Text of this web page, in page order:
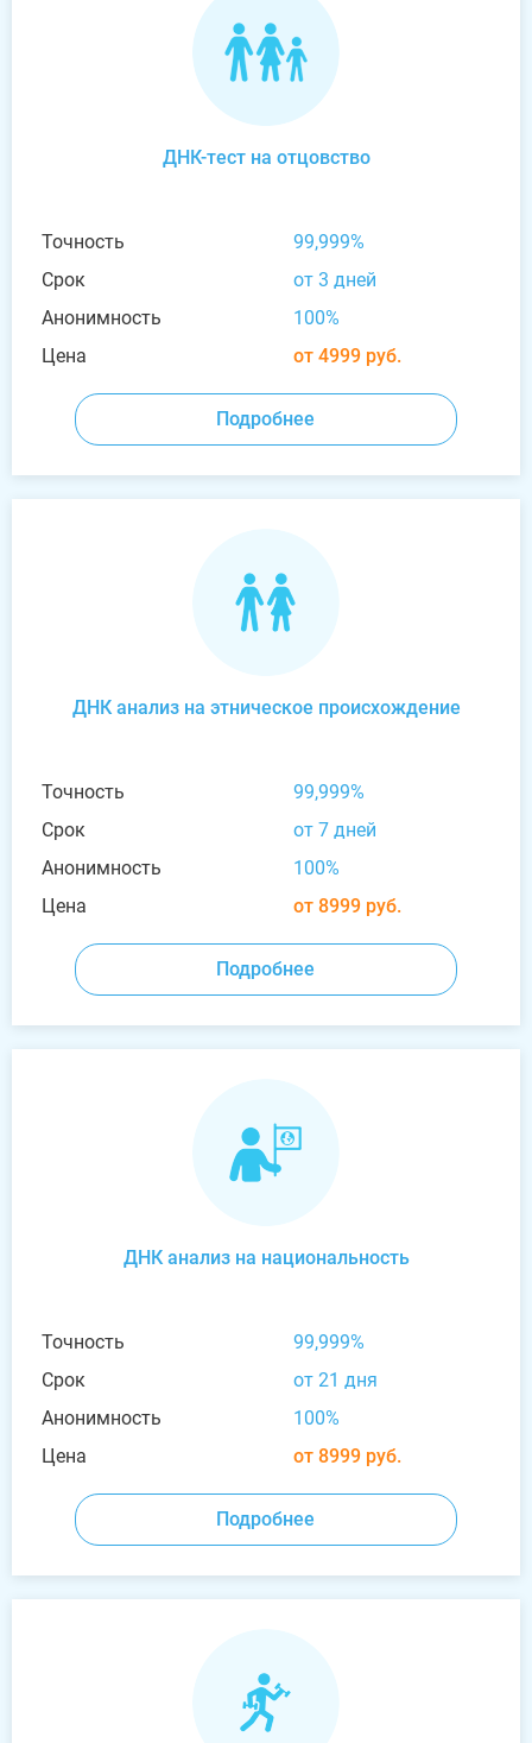
ДНК-тест на отцовство
Точность
99,999%
Срок
от 3 дней
Анонимность
100%
Цена
от 4999 руб.
Подробнее
ДНК анализ на этническое происхождение
Точность
99,999%
Срок
от 7 дней
Анонимность
100%
Цена
от 8999 руб.
Подробнее
ДНК анализ на национальность
Точность
99,999%
Срок
от 21 дня
Анонимность
100%
Цена
от 8999 руб.
Подробнее